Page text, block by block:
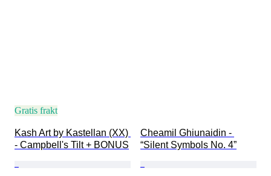
Gratis frakt
Kash Art by Kastellan (XX)
- Campbell's Tilt + BONUS
Cheamil Ghiunaidin -
“Silent Symbols No. 4”